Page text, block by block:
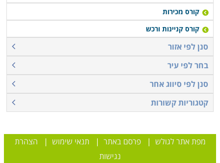
קורס מכירות
קורס קניינות ורכש
סנן לפי אזור
בחר לפי עיר
סנן לפי סיווג אחר
קטגוריות קשורות
מפת אתר לגולש |פרסם באתר | תנאי שימוש | הצהרת
נגישות